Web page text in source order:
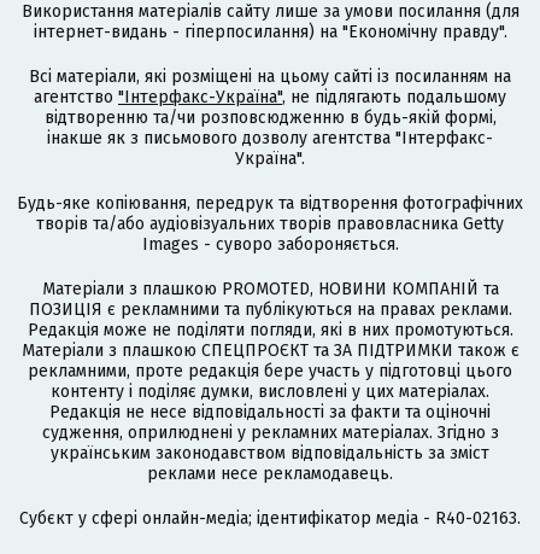
Використання матеріалів сайту лише за умови посилання (для
інтернет-видань - гіперпосилання) на "Економічну правду".
Всі матеріали, які розміщені на цьому сайті із посиланням на
агентство "Інтерфакс-Україна", не підлягають подальшому
відтворенню та/чи розповсюдженню в будь-якій формі,
інакше як з письмового дозволу агентства "Інтерфакс-
Україна".
Будь-яке копіювання, передрук та відтворення фотографічних
творів та/або аудіовізуальних творів правовласника Getty
Images - суворо забороняється.
Матеріали з плашкою PROMOTED, НОВИНИ КОМПАНІЙ та
ПОЗИЦІЯ є рекламними та публікуються на правах реклами.
Редакція може не поділяти погляди, які в них промотуються.
Матеріали з плашкою СПЕЦПРОЄКТ та ЗА ПІДТРИМКИ також є
рекламними, проте редакція бере участь у підготовці цього
контенту і поділяє думки, висловлені у цих матеріалах.
Редакція не несе відповідальності за факти та оціночні
судження, оприлюднені у рекламних матеріалах. Згідно з
українським законодавством відповідальність за зміст
реклами несе рекламодавець.
Cубєкт у сфері онлайн-медіа; ідентифікатор медіа - R40-02163.